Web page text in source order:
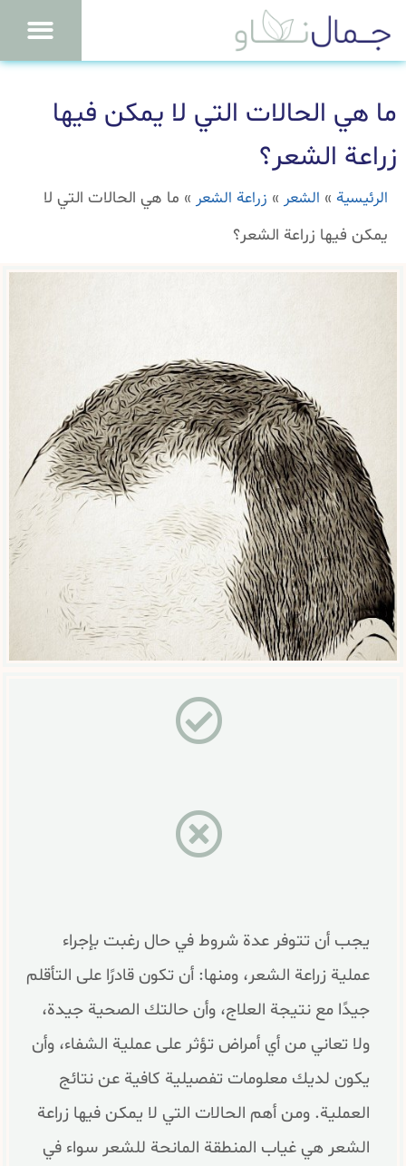
ما هي الحالات التي لا يمكن فيها
زراعة الشعر؟
الرئيسية » الشعر » زراعة الشعر » ما هي الحالات التي لا
يمكن فيها زراعة الشعر؟
يجب أن تتوفر عدة شروط في حال رغبت بإجراء
عملية زراعة الشعر، ومنها: أن تكون قادرًا على التأقلم
جيدًا مع نتيجة العلاج، وأن حالتك الصحية جيدة،
ولا تعاني من أي أمراض تؤثر على عملية الشفاء، وأن
يكون لديك معلومات تفصيلية كافية عن نتائج
العملية. ومن أهم الحالات التي لا يمكن فيها زراعة
الشعر هي غياب المنطقة المانحة للشعر سواء في